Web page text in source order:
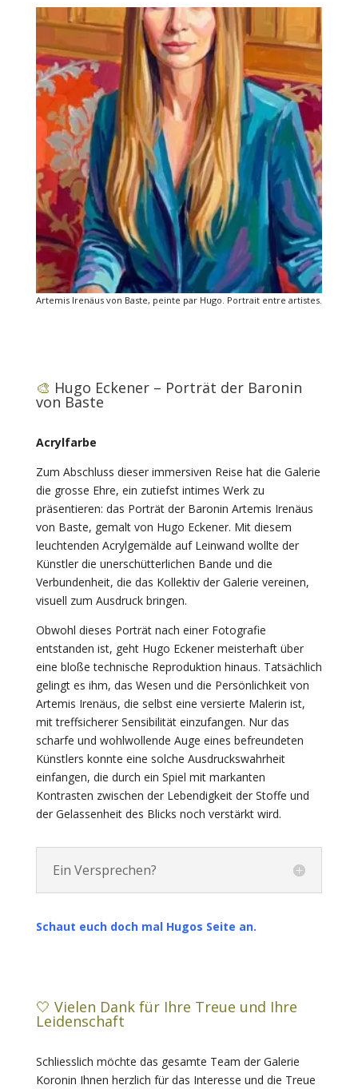
Artemis Irenäus von Baste, peinte par Hugo. Portrait entre artistes.
🎨 Hugo Eckener – Porträt der Baronin
von Baste
Acrylfarbe
Zum Abschluss dieser immersiven Reise hat die Galerie
die grosse Ehre, ein zutiefst intimes Werk zu
präsentieren: das Porträt der Baronin Artemis Irenäus
von Baste, gemalt von Hugo Eckener. Mit diesem
leuchtenden Acrylgemälde auf Leinwand wollte der
Künstler die unerschütterlichen Bande und die
Verbundenheit, die das Kollektiv der Galerie vereinen,
visuell zum Ausdruck bringen.
Obwohl dieses Porträt nach einer Fotografie
entstanden ist, geht Hugo Eckener meisterhaft über
eine bloße technische Reproduktion hinaus. Tatsächlich
gelingt es ihm, das Wesen und die Persönlichkeit von
Artemis Irenäus, die selbst eine versierte Malerin ist,
mit treffsicherer Sensibilität einzufangen. Nur das
scharfe und wohlwollende Auge eines befreundeten
Künstlers konnte eine solche Ausdruckswahrheit
einfangen, die durch ein Spiel mit markanten
Kontrasten zwischen der Lebendigkeit der Stoffe und
der Gelassenheit des Blicks noch verstärkt wird.
Ein Versprechen?
Schaut euch doch mal Hugos Seite an.
🤍 Vielen Dank für Ihre Treue und Ihre
Leidenschaft
Schliesslich möchte das gesamte Team der Galerie
Koronin Ihnen herzlich für das Interesse und die Treue